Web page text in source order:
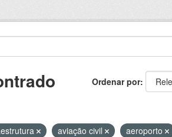
Ordenar por
aviação civil aeroporto